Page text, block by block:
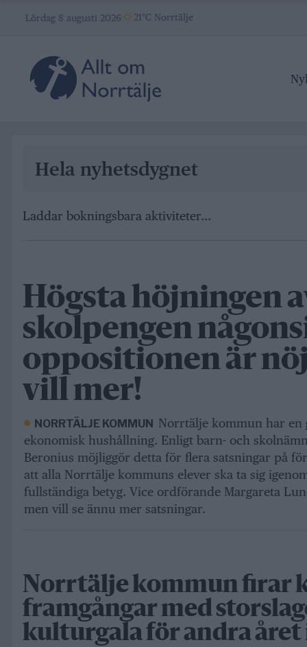
Lördag 8 augusti 2026 21°C Norrtälje
Hela nyhetsdygnet
Laddar bokningsbara aktiviteter…
Högsta höjningen
skolpengen
oppositionen är
vill mer!
NORRTÄLJE KOMMUN Norrtälje kommun har en
ekonomisk hushållning. Enligt barn- och
Beronius möjliggör detta för flera satsningar på
att alla Norrtälje kommuns elever ska ta sig
fullständiga betyg. Vice ordförande Margareta
men vill se ännu mer satsningar.
Norrtälje kommun firar
framgångar med
kulturgala för andra året